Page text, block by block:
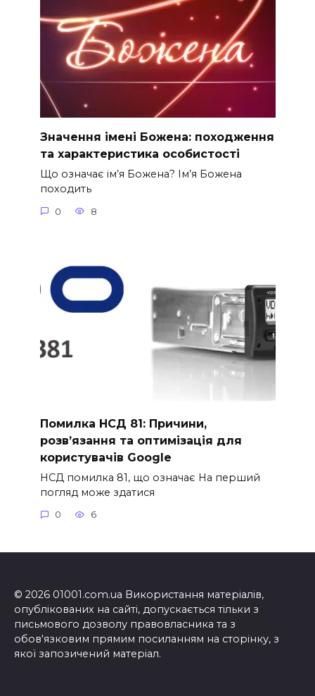
Значення імені Божена: походження
та характеристика особистості
Що означає ім’я Божена? Ім’я Божена
походить
0 8
Помилка НСД 81: Причини,
розв’язання та оптимізація для
користувачів Google
НСД помилка 81, що означає На перший
погляд може здатися
0 6
© 2026 01001.com.ua Використання матеріалів,
опублікованих на сайті, допускається тільки з
письмового дозволу правовласника та з
обов'язковим прямим посиланням на сторінку, з
якої запозичений матеріал.